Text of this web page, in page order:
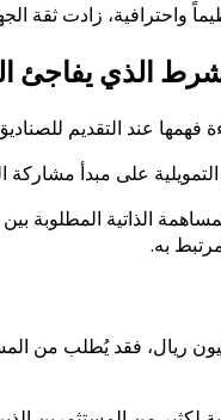
واحترافية، زادت ثقة
الذي يفاجئ
فهمها عند التقديم
التمويلية على مبدأ
به.